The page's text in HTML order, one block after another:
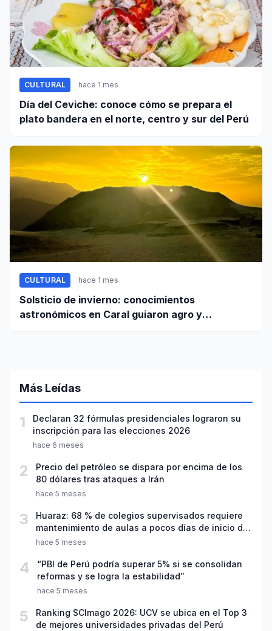
CULTURAL hace 1 mes
Día del Ceviche: conoce cómo se prepara el
plato bandera en el norte, centro y sur del Perú
CULTURAL hace 1 mes
Solsticio de invierno: conocimientos
astronómicos en Caral guiaron agro y
Más Leídas
1
Declaran 32 fórmulas presidenciales lograron su
inscripción para las elecciones 2026
hace 6 meses
2
Precio del petróleo se dispara por encima de los
80 dólares tras ataques a Irán
hace 5 meses
3
Huaraz: 68 % de colegios supervisados requiere
mantenimiento de aulas a pocos días de inicio del
año escolar 2026
hace 5 meses
4
“PBI de Perú podría superar 5% si se consolidan
reformas y se logra la estabilidad”
hace 5 meses
5
Ranking SCImago 2026: UCV se ubica en el Top 3
de mejores universidades privadas del Perú